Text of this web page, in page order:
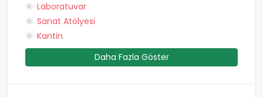
Laboratuvar
Sanat Atölyesi
Kantin
Daha Fazla Göster